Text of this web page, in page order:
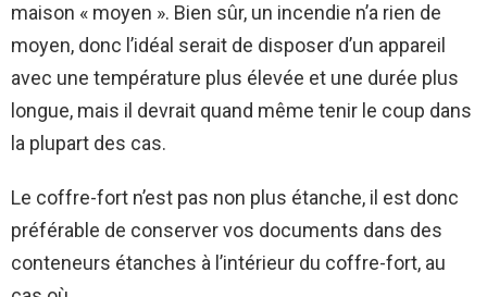
maison « moyen ». Bien sûr, un incendie n’a rien de
moyen, donc l’idéal serait de disposer d’un appareil
avec une température plus élevée et une durée plus
longue, mais il devrait quand même tenir le coup dans
la plupart des cas.
Le coffre-fort n’est pas non plus étanche, il est donc
préférable de conserver vos documents dans des
conteneurs étanches à l’intérieur du coffre-fort, au